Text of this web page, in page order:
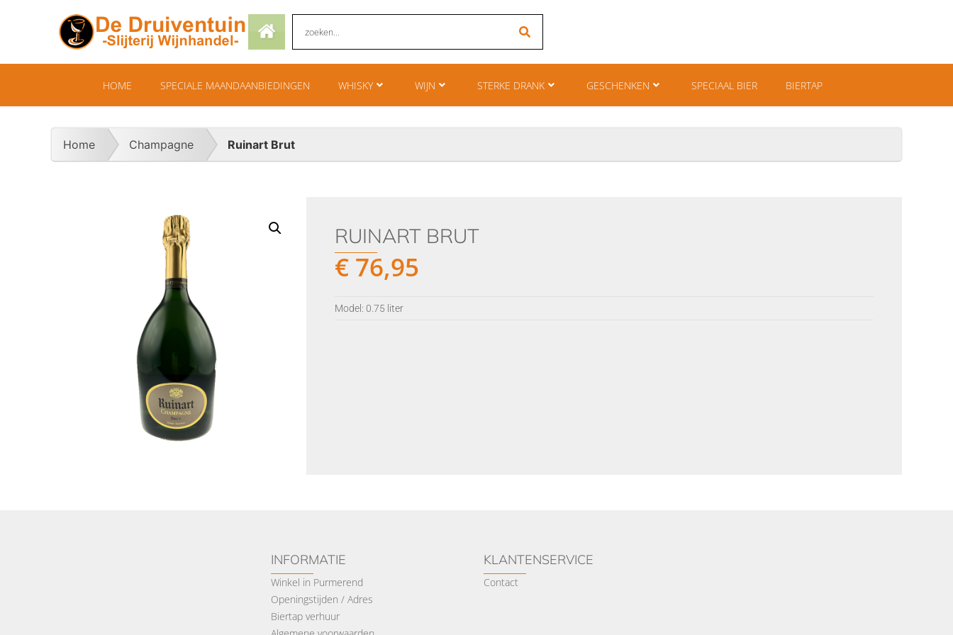
HOME SPECIALE MAANDAANBIEDINGEN WHISKY WIJN STERKE DRANK GESCHENKEN SPECIAAL BIER BIERTAP
Home Champagne Ruinart Brut
RUINART BRUT
€ 76,95
Model: 0.75 liter
INFORMATIE
Winkel in Purmerend
Openingstijden / Adres
Biertap verhuur
KLANTENSERVICE
Contact